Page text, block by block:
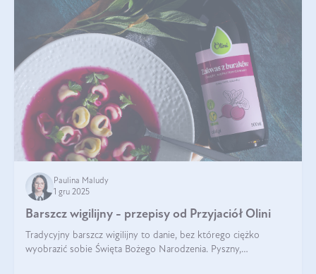
Paulina Maludy
1 gru 2025
Barszcz wigilijny - przepisy od Przyjaciół Olini
Tradycyjny barszcz wigilijny to danie, bez którego ciężko
wyobrazić sobie Święta Bożego Narodzenia. Pyszny,